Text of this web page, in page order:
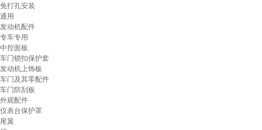
免打孔安装
通用
发动机配件
专车专用
中控面板
车门锁扣保护套
发动机上饰板
车门及其零配件
车门防刮板
外观配件
仪表台保护罩
尾翼